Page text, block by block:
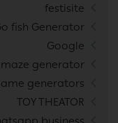
festisite
fish Generator
Google
maze generator
generators
TOY THEATOR